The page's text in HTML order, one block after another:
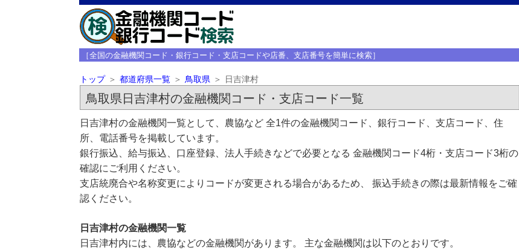
［全国の金融機関コード・銀行コード・支店コードや店番、支店番号を簡単に検索］
トップ 都道府県一覧 鳥取県 日吉津村
鳥取県日吉津村の金融機関コード・支店コード一覧
日吉津村の金融機関一覧として、農協など 全1件の金融機関コード、銀行コード、支店コード、住
所、電話番号を掲載しています。
銀行振込、給与振込、口座登録、法人手続きなどで必要となる 金融機関コード4桁・支店コード3桁の
確認にご利用ください。
支店統廃合や名称変更によりコードが変更される場合があるため、 振込手続きの際は最新情報をご確
認ください。
日吉津村の金融機関一覧
日吉津村内には、農協などの金融機関があります。 主な金融機関は以下のとおりです。